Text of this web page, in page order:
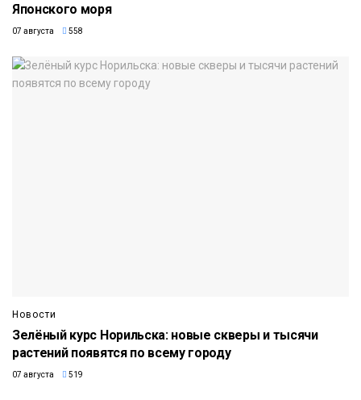
Японского моря
07 августа 558
Новости
Зелёный курс Норильска: новые скверы и тысячи
растений появятся по всему городу
07 августа 519